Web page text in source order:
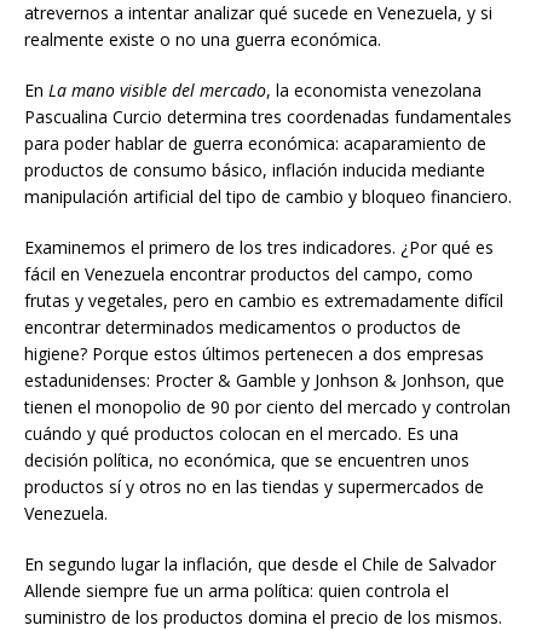
atrevernos a intentar analizar qué sucede en Venezuela, y si
realmente existe o no una guerra económica.
En La mano visible del mercado, la economista venezolana
Pascualina Curcio determina tres coordenadas fundamentales
para poder hablar de guerra económica: acaparamiento de
productos de consumo básico, inflación inducida mediante
manipulación artificial del tipo de cambio y bloqueo financiero.
Examinemos el primero de los tres indicadores. ¿Por qué es
fácil en Venezuela encontrar productos del campo, como
frutas y vegetales, pero en cambio es extremadamente difícil
encontrar determinados medicamentos o productos de
higiene? Porque estos últimos pertenecen a dos empresas
estadunidenses: Procter & Gamble y Jonhson & Jonhson, que
tienen el monopolio de 90 por ciento del mercado y controlan
cuándo y qué productos colocan en el mercado. Es una
decisión política, no económica, que se encuentren unos
productos sí y otros no en las tiendas y supermercados de
Venezuela.
En segundo lugar la inflación, que desde el Chile de Salvador
Allende siempre fue un arma política: quien controla el
suministro de los productos domina el precio de los mismos.